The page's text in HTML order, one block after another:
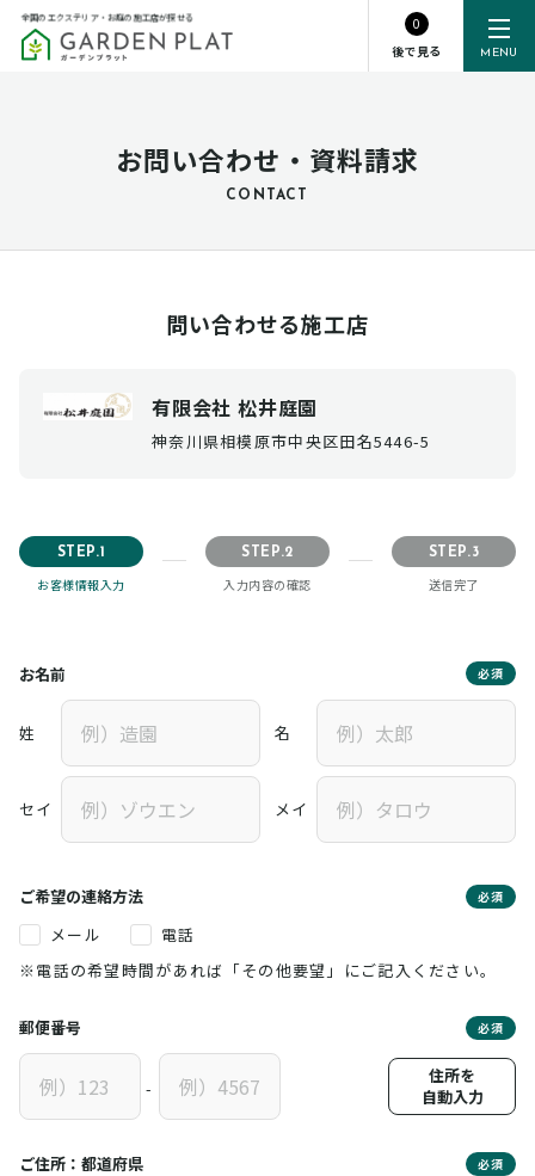
MENU
全国のエクステリア・お庭の施工店が探せる
0
後で見る
お問い合わせ・資料請求
CONTACT
問い合わせる施工店
有限会社 松井庭園
神奈川県相模原市中央区田名5446-5
STEP.1
お客様情報入力
STEP.2
入力内容の確認
STEP.3
送信完了
お名前 必須
姓 名
セイ メイ
ご希望の連絡方法 必須
メール
電話
※電話の希望時間があれば「その他要望」にご記入ください。
郵便番号 必須
-
住所を
自動入力
ご住所：都道府県 必須